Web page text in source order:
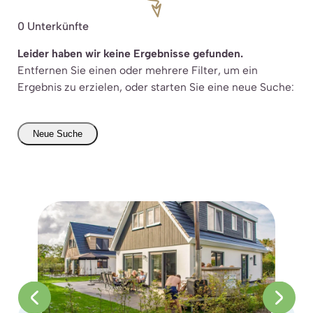
0 Unterkünfte
Leider haben wir keine Ergebnisse gefunden.
Entfernen Sie einen oder mehrere Filter, um ein
Ergebnis zu erzielen, oder starten Sie eine neue Suche:
Neue Suche